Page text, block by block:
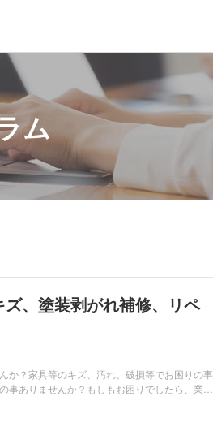
ム
、塗装剥がれ補修、リペ
か？家具等のキズ、汚れ、破損等でお困りの事
事ありませんか？もしもお困りでしたら、業